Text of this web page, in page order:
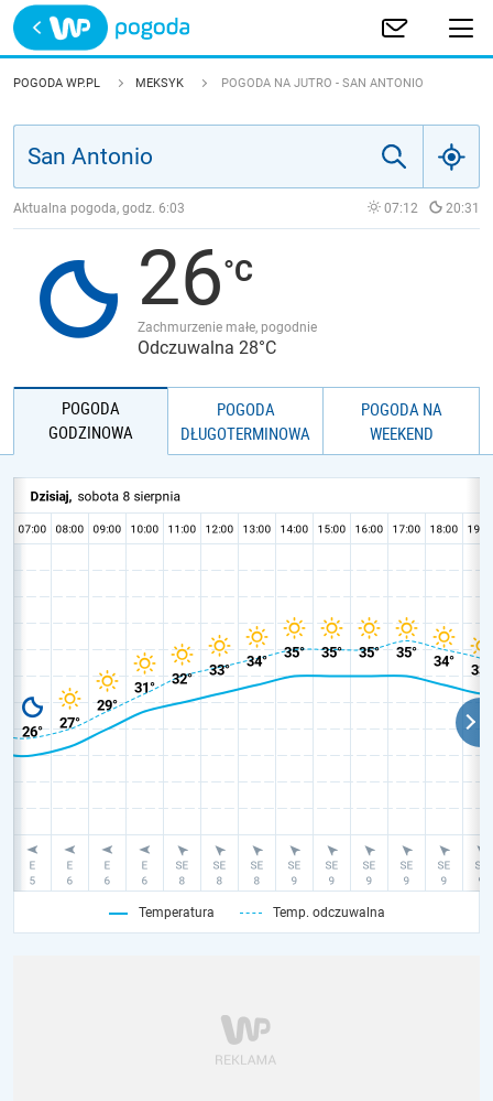
Trwa ładowanie
POLSKA
JAKOŚĆ POWIETRZA
POGODA WP.PL MEKSYK POGODA NA JUTRO - SAN ANTONIO
Aktualna pogoda, godz. 6:03 07:12 20:31
26
Zachmurzenie małe, pogodnie
Odczuwalna 28°C
POGODA
GODZINOWA
POGODA
DŁUGOTERMINOWA
POGODA NA
WEEKEND
Temperatura Temp. odczuwalna